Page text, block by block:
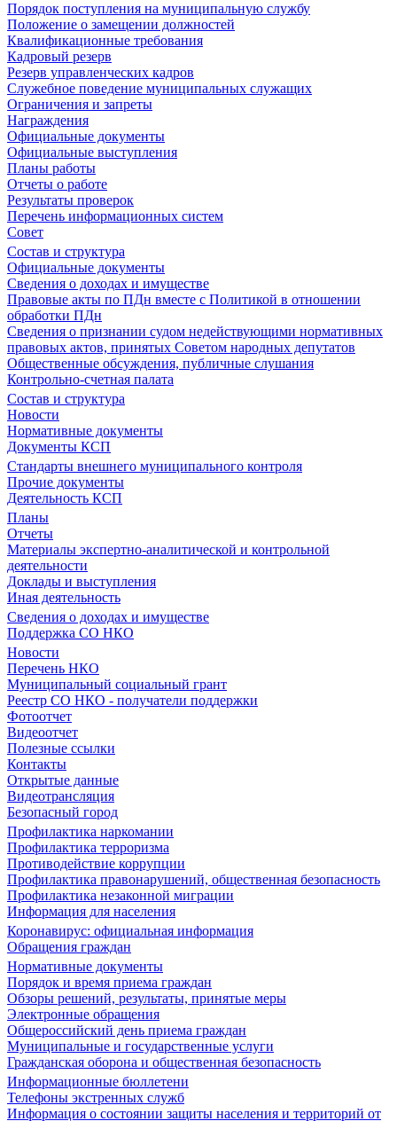
Порядок поступления на муниципальную службу
Положение о замещении должностей
Квалификационные требования
Кадровый резерв
Резерв управленческих кадров
Служебное поведение муниципальных служащих
Ограничения и запреты
Награждения
Официальные документы
Официальные выступления
Планы работы
Отчеты о работе
Результаты проверок
Перечень информационных систем
Совет
Состав и структура
Официальные документы
Сведения о доходах и имуществе
Правовые акты по ПДн вместе с Политикой в отношении
обработки ПДн
Сведения о признании судом недействующими нормативных
правовых актов, принятых Советом народных депутатов
Общественные обсуждения, публичные слушания
Контрольно-счетная палата
Состав и структура
Новости
Нормативные документы
Документы КСП
Стандарты внешнего муниципального контроля
Прочие документы
Деятельность КСП
Планы
Отчеты
Материалы экспертно-аналитической и контрольной
деятельности
Доклады и выступления
Иная деятельность
Сведения о доходах и имуществе
Поддержка СО НКО
Новости
Перечень НКО
Муниципальный социальный грант
Реестр СО НКО - получатели поддержки
Фотоотчет
Видеоотчет
Полезные ссылки
Контакты
Открытые данные
Видеотрансляция
Безопасный город
Профилактика наркомании
Профилактика терроризма
Противодействие коррупции
Профилактика правонарушений, общественная безопасность
Профилактика незаконной миграции
Информация для населения
Коронавирус: официальная информация
Обращения граждан
Нормативные документы
Порядок и время приема граждан
Обзоры решений, результаты, принятые меры
Электронные обращения
Общероссийский день приема граждан
Муниципальные и государственные услуги
Гражданская оборона и общественная безопасность
Информационные бюллетени
Телефоны экстренных служб
Информация о состоянии защиты населения и территорий от